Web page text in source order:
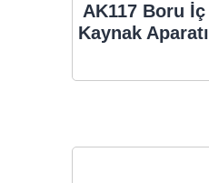
AK117 Boru İç
Kaynak Aparatı